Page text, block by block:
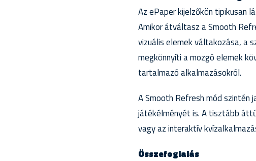
Az ePaper kijelzőkön tipikusan
Amikor átváltasz a Smooth
vizuális elemek váltakozása, a
megkönnyíti a mozgó elemek
tartalmazó alkalmazásokról.
A Smooth Refresh mód szintén
játékélményét is. A tisztább
vagy az interaktív
Összefoglalás